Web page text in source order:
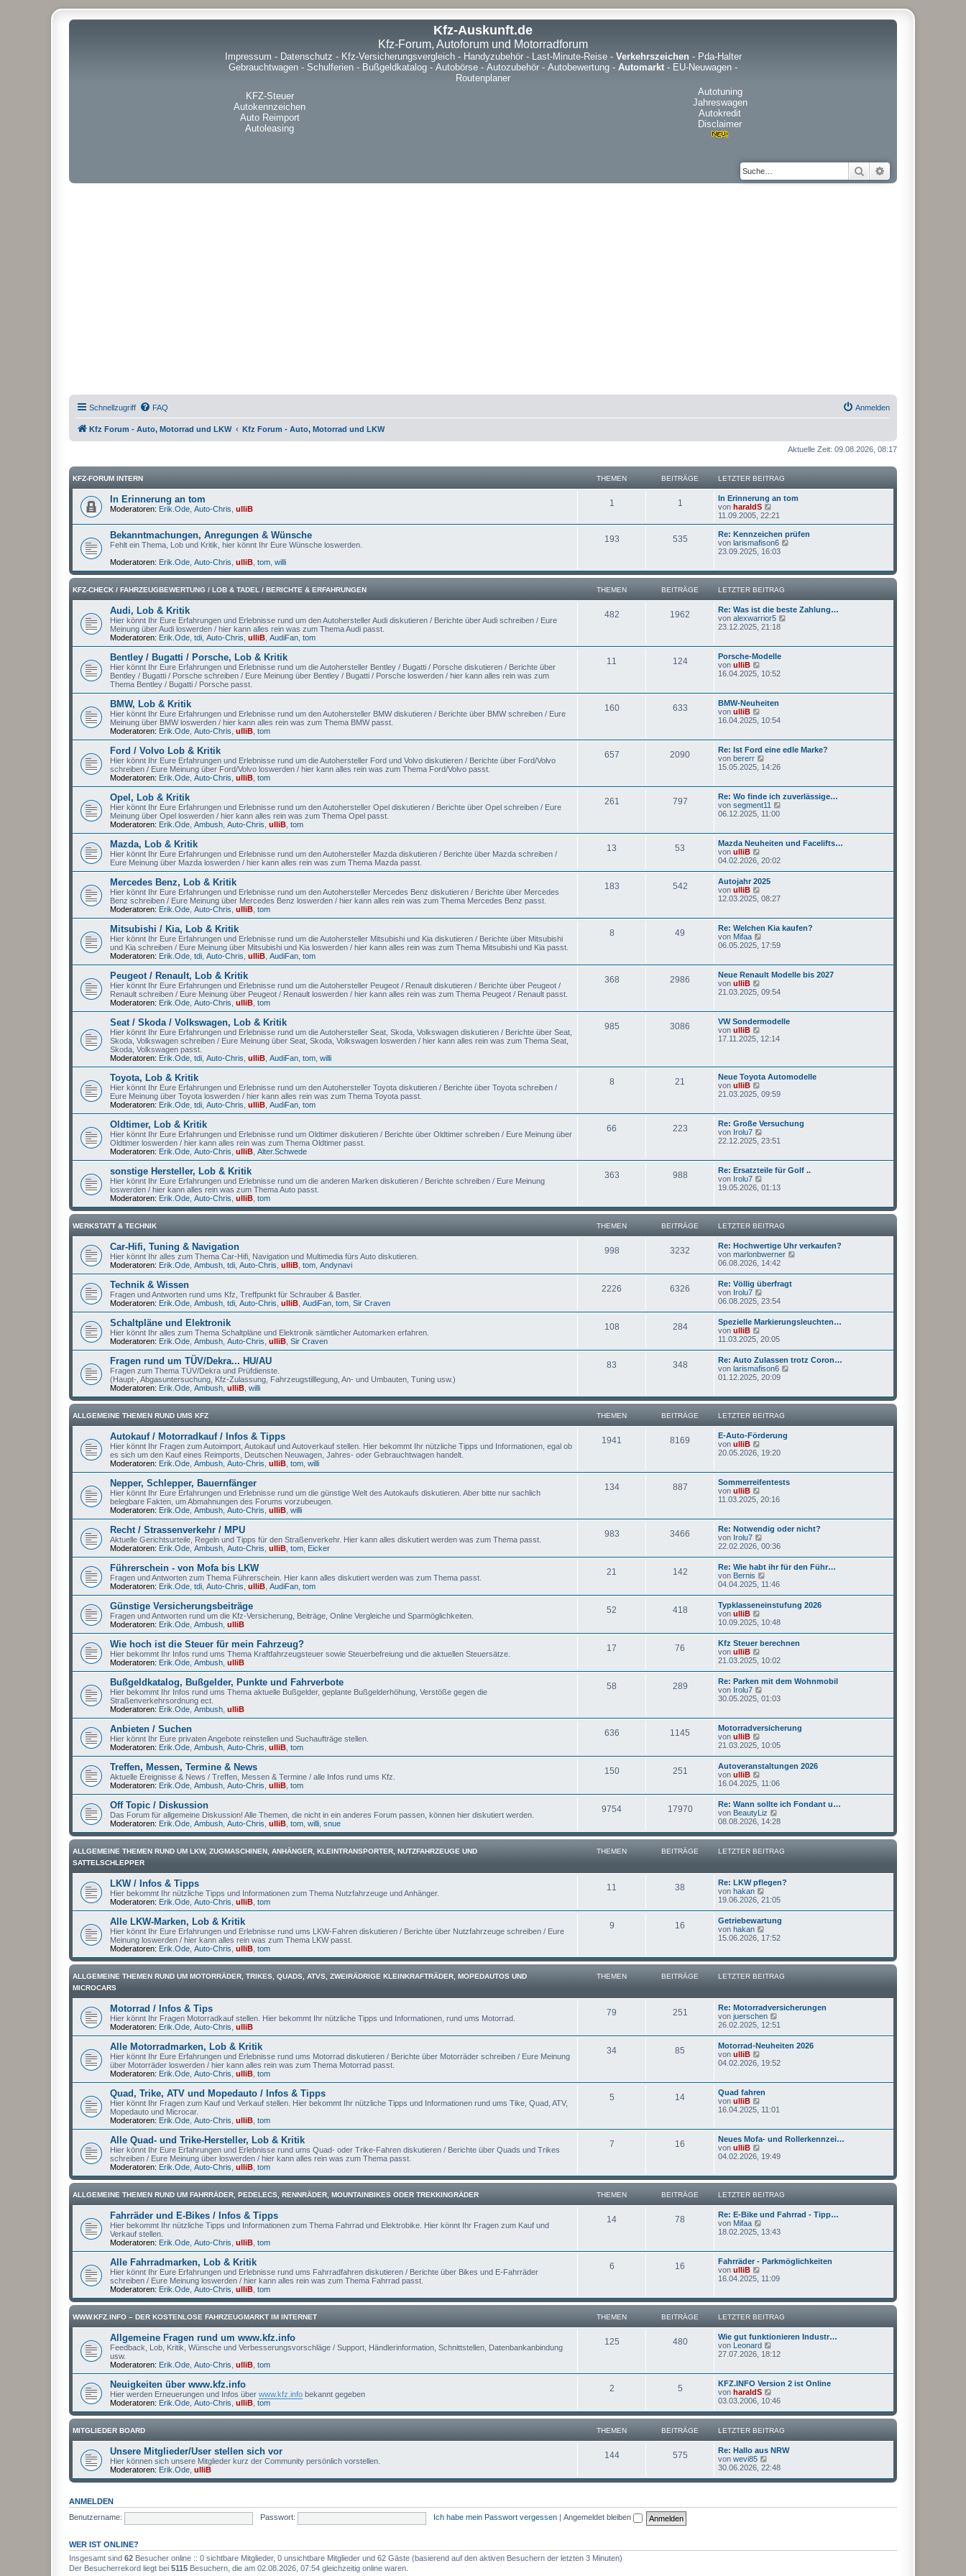
Kfz-Auskunft.de
Kfz-Forum, Autoforum und Motorradforum
Impressum - Datenschutz - Kfz-Versicherungsvergleich- Handyzubehör- Last-Minute-Reise- Verkehrszeichen- Pda-Halter
Gebrauchtwagen - Schulferien - Bußgeldkatalog - Autobörse - Autozubehör - Autobewertung - Automarkt - EU-Neuwagen -
Routenplaner
KFZ-Steuer
Autokennzeichen
Auto Reimport
Autoleasing
Autotuning
Jahreswagen
Autokredit
Disclaimer
Suche
Schnellzugriff FAQ Anmelden
Kfz Forum - Auto, Motorrad und LKW Kfz Forum - Auto, Motorrad und LKW
Aktuelle Zeit: 09.08.2026, 08:17
KFZ-FORUM INTERN THEMEN BEITRÄGE LETZTER BEITRAG
In Erinnerung an tom
Moderatoren: Erik.Ode Auto-Chris ulliB
1 1
In Erinnerung an tom
von haraldS
e
u
e
s
t
B
i
t
r
a
g
11.09.2005, 22:21
Bekanntmachungen, Anregungen & Wünsche
Fehlt ein Thema, Lob und Kritik, hier könnt Ihr Eure Wünsche loswerden.
Moderatoren: Erik.Ode Auto-Chris ulliB tom willi
193 535
Re: Kennzeichen prüfen
von larismafison6
s
r
B
r
23.09.2025, 16:03
KFZ-CHECK / FAHRZEUGBEWERTUNG / LOB & TADEL / BERICHTE & ERFAHRUNGEN THEMEN BEITRÄGE LETZTER BEITRAG
Audi, Lob & Kritik
Hier könnt Ihr Eure Erfahrungen und Erlebnisse rund um den Autohersteller Audi diskutieren / Berichte über Audi schreiben / Eure
Meinung über Audi loswerden / hier kann alles rein was zum Thema Audi passt.
Moderatoren: Erik.Ode tdi Auto-Chris ulliB AudiFan tom
482 1962
Re: Was ist die beste Zahlung…
von alexwarrior5
e
g
23.12.2025, 21:18
Bentley / Bugatti / Porsche, Lob & Kritik
Hier könnt Ihr Eure Erfahrungen und Erlebnisse rund um die Autohersteller Bentley / Bugatti / Porsche diskutieren / Berichte über
Bentley / Bugatti / Porsche schreiben / Eure Meinung über Bentley / Bugatti / Porsche loswerden / hier kann alles rein was zum
Thema Bentley / Bugatti / Porsche passt.
11 124
Porsche-Modelle
von ulliB
e
s
t
e
r
e
i
t
r
g
16.04.2025, 10:52
BMW, Lob & Kritik
Hier könnt Ihr Eure Erfahrungen und Erlebnisse rund um den Autohersteller BMW diskutieren / Berichte über BMW schreiben / Eure
Meinung über BMW loswerden / hier kann alles rein was zum Thema BMW passt.
Moderatoren: Erik.Ode Auto-Chris ulliB tom
160 633
BMW-Neuheiten
von ulliB
e
s
t
e
r
e
i
t
r
g
16.04.2025, 10:54
Ford / Volvo Lob & Kritik
Hier könnt Ihr Eure Erfahrungen und Erlebnisse rund um die Autohersteller Ford und Volvo diskutieren / Berichte über Ford/Volvo
schreiben / Eure Meinung über Ford/Volvo loswerden / hier kann alles rein was zum Thema Ford/Volvo passt.
Moderatoren: Erik.Ode Auto-Chris ulliB tom
657 2090
Re: Ist Ford eine edle Marke?
von bererr
e
s
t
e
r
e
i
r
a
g
15.05.2025, 14:26
Opel, Lob & Kritik
Hier könnt Ihr Eure Erfahrungen und Erlebnisse rund um den Autohersteller Opel diskutieren / Berichte über Opel schreiben / Eure
Meinung über Opel loswerden / hier kann alles rein was zum Thema Opel passt.
Moderatoren: Erik.Ode Ambush Auto-Chris ulliB tom
261 797
Re: Wo finde ich zuverlässige…
von segment11
t
B
a
g
06.12.2025, 11:00
Mazda, Lob & Kritik
Hier könnt Ihr Eure Erfahrungen und Erlebnisse rund um den Autohersteller Mazda diskutieren / Berichte über Mazda schreiben /
Eure Meinung über Mazda loswerden / hier kann alles rein was zum Thema Mazda passt.
13 53
Mazda Neuheiten und Facelifts…
von ulliB
e
e
s
t
e
B
e
i
t
a
g
04.02.2026, 20:02
Mercedes Benz, Lob & Kritik
Hier könnt Ihr Eure Erfahrungen und Erlebnisse rund um den Autohersteller Mercedes Benz diskutieren / Berichte über Mercedes
Benz schreiben / Eure Meinung über Mercedes Benz loswerden / hier kann alles rein was zum Thema Mercedes Benz passt.
Moderatoren: Erik.Ode Auto-Chris ulliB tom
183 542
Autojahr 2025
von ulliB
e
t
e
r
e
i
r
g
12.03.2025, 08:27
Mitsubishi / Kia, Lob & Kritik
Hier könnt Ihr Eure Erfahrungen und Erlebnisse rund um die Autohersteller Mitsubishi und Kia diskutieren / Berichte über Mitsubishi
und Kia schreiben / Eure Meinung über Mitsubishi und Kia loswerden / hier kann alles rein was zum Thema Mitsubishi und Kia passt.
Moderatoren: Erik.Ode tdi Auto-Chris ulliB AudiFan tom
8 49
Re: Welchen Kia kaufen?
von Mifaa
e
s
t
e
r
e
i
r
06.05.2025, 17:59
Peugeot / Renault, Lob & Kritik
Hier könnt Ihr Eure Erfahrungen und Erlebnisse rund um die Autohersteller Peugeot / Renault diskutieren / Berichte über Peugeot /
Renault schreiben / Eure Meinung über Peugeot / Renault loswerden / hier kann alles rein was zum Thema Peugeot / Renault passt.
Moderatoren: Erik.Ode Auto-Chris ulliB tom
368 2986
Neue Renault Modelle bis 2027
von ulliB
e
t
e
r
i
t
a
21.03.2025, 09:54
Seat / Skoda / Volkswagen, Lob & Kritik
Hier könnt Ihr Eure Erfahrungen und Erlebnisse rund um die Autohersteller Seat, Skoda, Volkswagen diskutieren / Berichte über Seat,
Skoda, Volkswagen schreiben / Eure Meinung über Seat, Skoda, Volkswagen loswerden / hier kann alles rein was zum Thema Seat,
Skoda, Volkswagen passt.
Moderatoren: Erik.Ode tdi Auto-Chris ulliB AudiFan tom willi
985 3086
VW Sondermodelle
von ulliB
e
e
r
B
i
t
r
a
17.11.2025, 12:14
Toyota, Lob & Kritik
Hier könnt Ihr Eure Erfahrungen und Erlebnisse rund um den Autohersteller Toyota diskutieren / Berichte über Toyota schreiben /
Eure Meinung über Toyota loswerden / hier kann alles rein was zum Thema Toyota passt.
Moderatoren: Erik.Ode tdi Auto-Chris ulliB AudiFan tom
8 21
Neue Toyota Automodelle
von ulliB
e
s
t
e
r
e
i
t
r
g
21.03.2025, 09:59
Oldtimer, Lob & Kritik
Hier könnt Ihr Eure Erfahrungen und Erlebnisse rund um Oldtimer diskutieren / Berichte über Oldtimer schreiben / Eure Meinung über
Oldtimer loswerden / hier kann alles rein was zum Thema Oldtimer passt.
Moderatoren: Erik.Ode Auto-Chris ulliB Alter.Schwede
66 223
Re: Große Versuchung
von Irolu7
e
s
t
e
r
e
t
r
a
g
22.12.2025, 23:51
sonstige Hersteller, Lob & Kritik
Hier könnt Ihr Eure Erfahrungen und Erlebnisse rund um die anderen Marken diskutieren / Berichte schreiben / Eure Meinung
loswerden / hier kann alles rein was zum Thema Auto passt.
Moderatoren: Erik.Ode Auto-Chris ulliB tom
363 988
Re: Ersatzteile für Golf ..
von Irolu7
e
s
e
r
B
e
i
t
r
g
19.05.2026, 01:13
WERKSTATT & TECHNIK THEMEN BEITRÄGE LETZTER BEITRAG
Car-Hifi, Tuning & Navigation
Hier könnt Ihr alles zum Thema Car-Hifi, Navigation und Multimedia fürs Auto diskutieren.
Moderatoren: Erik.Ode Ambush tdi Auto-Chris ulliB tom Andynavi
998 3232
Re: Hochwertige Uhr verkaufen?
von marlonbwerner
r
B
t
r
a
06.08.2026, 14:42
Technik & Wissen
Fragen und Antworten rund ums Kfz, Treffpunkt für Schrauber & Bastler.
Moderatoren: Erik.Ode Ambush tdi Auto-Chris ulliB AudiFan tom Sir Craven
2226 6326
Re: Völlig überfragt
von Irolu7
e
s
t
e
r
B
e
i
r
a
g
06.08.2025, 23:54
Schaltpläne und Elektronik
Hier könnt Ihr alles zum Thema Schaltpläne und Elektronik sämtlicher Automarken erfahren.
Moderatoren: Erik.Ode Ambush Auto-Chris ulliB Sir Craven
108 284
Spezielle Markierungsleuchten…
von ulliB
e
e
s
t
e
B
i
t
r
g
11.03.2025, 20:05
Fragen rund um TÜV/Dekra... HU/AU
Fragen zum Thema TÜV/Dekra und Prüfdienste.
(Haupt-, Abgasuntersuchung, Kfz-Zulassung, Fahrzeugstilllegung, An- und Umbauten, Tuning usw.)
Moderatoren: Erik.Ode Ambush ulliB willi
83 348
Re: Auto Zulassen trotz Coron…
von larismafison6
s
r
r
a
01.12.2025, 20:09
ALLGEMEINE THEMEN RUND UMS KFZ THEMEN BEITRÄGE LETZTER BEITRAG
Autokauf / Motorradkauf / Infos & Tipps
Hier könnt Ihr Fragen zum Autoimport, Autokauf und Autoverkauf stellen. Hier bekommt Ihr nützliche Tipps und Informationen, egal ob
es sich um den Kauf eines Reimports, Deutschen Neuwagen, Jahres- oder Gebrauchtwagen handelt.
Moderatoren: Erik.Ode Ambush Auto-Chris ulliB tom willi
1941 8169
E-Auto-Förderung
von ulliB
e
s
t
e
r
e
i
t
r
a
g
20.05.2026, 19:20
Nepper, Schlepper, Bauernfänger
Hier könnt Ihr Eure Erfahrungen und Erlebnisse rund um die günstige Welt des Autokaufs diskutieren. Aber bitte nur sachlich
belegbare Fakten, um Abmahnungen des Forums vorzubeugen.
Moderatoren: Erik.Ode Ambush Auto-Chris ulliB willi
134 887
Sommerreifentests
von ulliB
e
t
e
r
B
e
i
t
r
a
g
11.03.2025, 20:16
Recht / Strassenverkehr / MPU
Aktuelle Gerichtsurteile, Regeln und Tipps für den Straßenverkehr. Hier kann alles diskutiert werden was zum Thema passt.
Moderatoren: Erik.Ode Ambush Auto-Chris ulliB tom Eicker
983 3466
Re: Notwendig oder nicht?
von Irolu7
e
s
t
e
r
B
i
t
r
a
g
22.02.2026, 00:36
Führerschein - von Mofa bis LKW
Fragen und Antworten zum Thema Führerschein. Hier kann alles diskutiert werden was zum Thema passt.
Moderatoren: Erik.Ode tdi Auto-Chris ulliB AudiFan tom
21 142
Re: Wie habt ihr für den Führ…
von Bernis
e
e
s
t
e
r
B
i
t
r
a
g
04.04.2025, 11:46
Günstige Versicherungsbeiträge
Fragen und Antworten rund um die Kfz-Versicherung, Beiträge, Online Vergleiche und Sparmöglichkeiten.
Moderatoren: Erik.Ode Ambush ulliB
52 418
Typklasseneinstufung 2026
von ulliB
e
e
s
t
e
r
B
e
i
r
a
g
10.09.2025, 10:48
Wie hoch ist die Steuer für mein Fahrzeug?
Hier bekommt Ihr Infos rund ums Thema Kraftfahrzeugsteuer sowie Steuerbefreiung und die aktuellen Steuersätze.
Moderatoren: Erik.Ode Ambush ulliB
17 76
Kfz Steuer berechnen
von ulliB
e
s
t
e
B
e
t
r
a
g
21.03.2025, 10:02
Bußgeldkatalog, Bußgelder, Punkte und Fahrverbote
Hier bekommt Ihr Infos rund ums Thema aktuelle Bußgelder, geplante Bußgelderhöhung, Verstöße gegen die
Straßenverkehrsordnung ect.
Moderatoren: Erik.Ode Ambush ulliB
58 289
Re: Parken mit dem Wohnmobil
von Irolu7
e
t
e
r
B
e
t
r
a
g
30.05.2025, 01:03
Anbieten / Suchen
Hier könnt Ihr Eure privaten Angebote reinstellen und Suchaufträge stellen.
Moderatoren: Erik.Ode Ambush Auto-Chris ulliB tom
636 1145
Motorradversicherung
von ulliB
e
s
t
e
r
B
e
i
t
r
a
g
21.03.2025, 10:05
Treffen, Messen, Termine & News
Aktuelle Ereignisse & News / Treffen, Messen & Termine / alle Infos rund ums Kfz.
Moderatoren: Erik.Ode Ambush Auto-Chris ulliB tom
150 251
Autoveranstaltungen 2026
von ulliB
e
s
t
e
r
e
a
g
16.04.2025, 11:06
Off Topic / Diskussion
Das Forum für allgemeine Diskussion! Alle Themen, die nicht in ein anderes Forum passen, können hier diskutiert werden.
Moderatoren: Erik.Ode Ambush Auto-Chris ulliB tom willi snue
9754 17970
Re: Wann sollte ich Fondant u…
von BeautyLiz
e
e
t
r
B
i
a
08.08.2026, 14:28
ALLGEMEINE THEMEN RUND UM LKW, ZUGMASCHINEN, ANHÄNGER, KLEINTRANSPORTER, NUTZFAHRZEUGE UND
SATTELSCHLEPPER
THEMEN BEITRÄGE LETZTER BEITRAG
LKW / Infos & Tipps
Hier bekommt Ihr nützliche Tipps und Informationen zum Thema Nutzfahrzeuge und Anhänger.
Moderatoren: Erik.Ode Auto-Chris ulliB tom
11 38
Re: LKW pflegen?
von hakan
e
s
t
e
B
i
g
19.06.2026, 21:05
Alle LKW-Marken, Lob & Kritik
Hier könnt Ihr Eure Erfahrungen und Erlebnisse rund ums LKW-Fahren diskutieren / Berichte über Nutzfahrzeuge schreiben / Eure
Meinung loswerden / hier kann alles rein was zum Thema LKW passt.
Moderatoren: Erik.Ode Auto-Chris ulliB tom
9 16
Getriebewartung
von hakan
e
s
e
B
e
i
t
g
15.06.2026, 17:52
ALLGEMEINE THEMEN RUND UM MOTORRÄDER, TRIKES, QUADS, ATVS, ZWEIRÄDRIGE KLEINKRAFTRÄDER, MOPEDAUTOS UND
MICROCARS
THEMEN BEITRÄGE LETZTER BEITRAG
Motorrad / Infos & Tips
Hier könnt Ihr Fragen Motorradkauf stellen. Hier bekommt Ihr nützliche Tipps und Informationen, rund ums Motorrad.
Moderatoren: Erik.Ode Auto-Chris ulliB
79 251
Re: Motorradversicherungen
von juerschen
e
e
s
t
e
B
t
a
g
26.02.2025, 12:51
Alle Motorradmarken, Lob & Kritik
Hier könnt Ihr Eure Erfahrungen und Erlebnisse rund ums Motorrad diskutieren / Berichte über Motorräder schreiben / Eure Meinung
über Motorräder loswerden / hier kann alles rein was zum Thema Motorrad passt.
Moderatoren: Erik.Ode Auto-Chris ulliB tom
34 85
Motorrad-Neuheiten 2026
von ulliB
e
t
e
r
e
i
r
g
04.02.2026, 19:52
Quad, Trike, ATV und Mopedauto / Infos & Tipps
Hier könnt Ihr Fragen zum Kauf und Verkauf stellen. Hier bekommt Ihr nützliche Tipps und Informationen rund ums Tike, Quad, ATV,
Mopedauto und Microcar.
Moderatoren: Erik.Ode Auto-Chris ulliB tom
5 14
Quad fahren
von ulliB
e
t
e
r
e
t
r
a
g
16.04.2025, 11:01
Alle Quad- und Trike-Hersteller, Lob & Kritik
Hier könnt Ihr Eure Erfahrungen und Erlebnisse rund ums Quad- oder Trike-Fahren diskutieren / Berichte über Quads und Trikes
schreiben / Eure Meinung über loswerden / hier kann alles rein was zum Thema passt.
Moderatoren: Erik.Ode Auto-Chris ulliB tom
7 16
Neues Mofa- und Rollerkennzei…
von ulliB
e
s
e
r
B
e
i
r
a
04.02.2026, 19:49
ALLGEMEINE THEMEN RUND UM FAHRRÄDER, PEDELECS, RENNRÄDER, MOUNTAINBIKES ODER TREKKINGRÄDER THEMEN BEITRÄGE LETZTER BEITRAG
Fahrräder und E-Bikes / Infos & Tipps
Hier bekommt Ihr nützliche Tipps und Informationen zum Thema Fahrrad und Elektrobike. Hier könnt Ihr Fragen zum Kauf und
Verkauf stellen.
Moderatoren: Erik.Ode Auto-Chris ulliB tom
14 78
Re: E-Bike und Fahrrad - Tipp…
von Mifaa
e
s
t
e
r
e
t
r
a
g
18.02.2025, 13:43
Alle Fahrradmarken, Lob & Kritik
Hier könnt Ihr Eure Erfahrungen und Erlebnisse rund ums Fahrradfahren diskutieren / Berichte über Bikes und E-Fahrräder
schreiben / Eure Meinung loswerden / hier kann alles rein was zum Thema Fahrrad passt.
Moderatoren: Erik.Ode Auto-Chris ulliB tom
6 16
Fahrräder - Parkmöglichkeiten
von ulliB
e
s
e
r
B
e
i
r
a
g
16.04.2025, 11:09
WWW.KFZ.INFO – DER KOSTENLOSE FAHRZEUGMARKT IM INTERNET THEMEN BEITRÄGE LETZTER BEITRAG
Allgemeine Fragen rund um www.kfz.info
Feedback, Lob, Kritik, Wünsche und Verbesserungsvorschläge / Support, Händlerinformation, Schnittstellen, Datenbankanbindung
usw.
Moderatoren: Erik.Ode Auto-Chris ulliB tom
125 480
Wie gut funktionieren Industr…
von Leonard
e
s
t
e
r
B
i
t
r
g
27.07.2026, 18:12
Neuigkeiten über www.kfz.info
Hier werden Erneuerungen und Infos über www.kfz.info bekannt gegeben
Moderatoren: Erik.Ode Auto-Chris ulliB tom
2 5
KFZ.INFO Version 2 ist Online
von haraldS
e
e
t
e
r
e
i
03.03.2006, 10:46
MITGLIEDER BOARD THEMEN BEITRÄGE LETZTER BEITRAG
Unsere Mitglieder/User stellen sich vor
Hier können sich unsere Mitglieder kurz der Community persönlich vorstellen.
Moderatoren: Erik.Ode ulliB
144 575
Re: Hallo aus NRW
von wevi85
e
e
e
t
30.06.2026, 22:48
ANMELDEN
Benutzername:
Passwort: Ich habe mein Passwort vergessen Angemeldet bleiben
WER IST ONLINE?
Insgesamt sind 62 Besucher online :: 0 sichtbare Mitglieder, 0 unsichtbare Mitglieder und 62 Gäste (basierend auf den aktiven Besuchern der letzten 3 Minuten)
Der Besucherrekord liegt bei 5115 Besuchern, die am 02.08.2026, 07:54 gleichzeitig online waren.